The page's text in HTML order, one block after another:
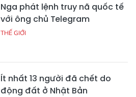
Nga phát lệnh truy nã quốc tế
với ông chủ Telegram
THẾ GIỚI
Ít nhất 13 người đã chết do
động đất ở Nhật Bản